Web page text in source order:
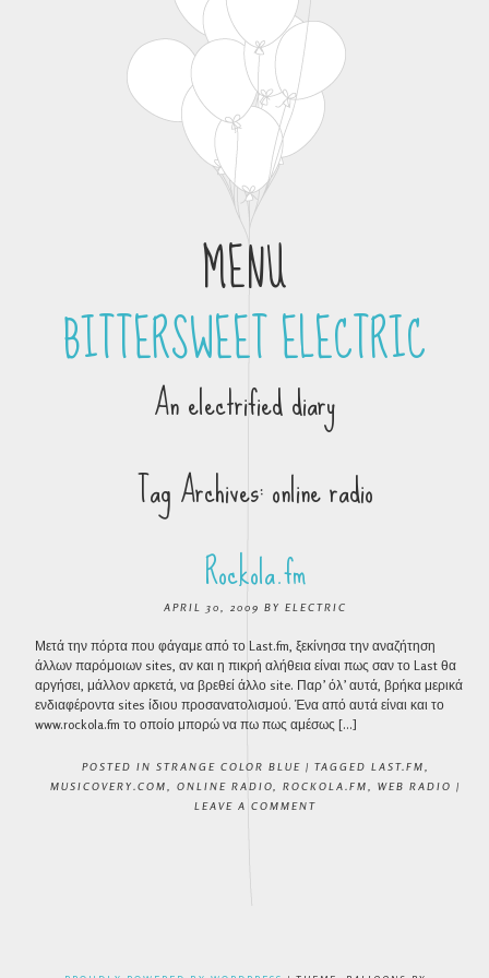
MENU
Skip to contentBITTERSWEET ELECTRIC
An electrified diary
Tag Archives:online radio
Rockola.fm
APRIL 30, 2009 BY ELECTRIC
Μετά την πόρτα που φάγαμε από το Last.fm, ξεκίνησα την αναζήτηση
άλλων παρόμοιων sites, αν και η πικρή αλήθεια είναι πως σαν το Last θα
αργήσει, μάλλον αρκετά, να βρεθεί άλλο site. Παρ’ όλ’ αυτά, βρήκα μερικά
ενδιαφέροντα sites ίδιου προσανατολισμού. Ένα από αυτά είναι και το
www.rockola.fm το οποίο μπορώ να πω πως αμέσως […]
POSTED IN STRANGE COLOR BLUE | TAGGED LAST.FM
MUSICOVERY.COM
ONLINE RADIO ROCKOLA.FM WEB RADIO |
LEAVE A COMMENT
POST NAVIGATION